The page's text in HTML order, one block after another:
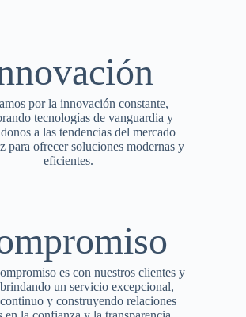
por la innovación constante,
tecnologías de vanguardia y
a las tendencias del mercado
para ofrecer soluciones modernas y
eficientes.
es con nuestros clientes y
un servicio excepcional,
y construyendo relaciones